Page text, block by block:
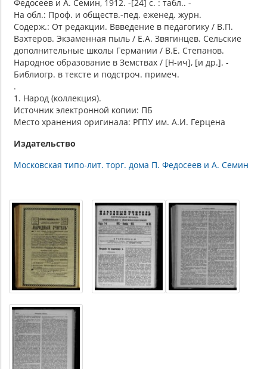
Федосеев и А. Семин, 1912. -[24] с. : табл.. -
На обл.: Проф. и обществ.-пед. еженед. журн.
Содерж.: От редакции. Ввведение в педагогику / В.П.
Вахтеров. Экзаменная пыль / Е.А. Звягинцев. Сельские
дополнительные школы Германии / В.Е. Степанов.
Народное образование в Земствах / [Н-ич], [и др.]. -
Библиогр. в тексте и подстроч. примеч.
.
1. Народ (коллекция).
Источник электронной копии: ПБ
Место хранения оригинала: РГПУ им. А.И. Герцена
Издательство
Московская типо-лит. торг. дома П. Федосеев и А. Семин